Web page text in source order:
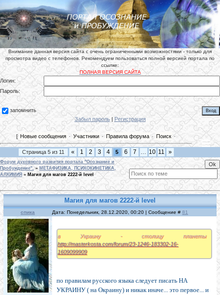
Внимание данная версия сайта с очень ограниченными возможностями - только для
просмотра видео с телефонов. Рекомендуем пользоваться полной версией портала по
ссылке:
ПОЛНАЯ ВЕРСИЯ САЙТА
Логин:
Пароль:
запомнить
Забыл пароль| Регистрация
[ Новые сообщения · Участники · Правила форума · Поиск·
Страница 5из 11 « 1 2 3 4 5 6 7 … 10 11 »
Форум духовного развития портала "Осознание и
Пробуждение". » МЕТАФИЗИКА, ПСИХОКИНЕТИКА,
АЛХИМИЯ » Магия для магов 2222-й level
Магия для магов 2222-й level
спика Дата: Понедельник, 28.12.2020, 00:20 | Сообщение # 81
в Украину - столицу планеты
http://masterkosta.com/forum/23-1246-183302-16-
1609099909
по правилам русского языка следует писать НА
УКРАИНУ ( на Окраину) и никак иначе... это первое... и